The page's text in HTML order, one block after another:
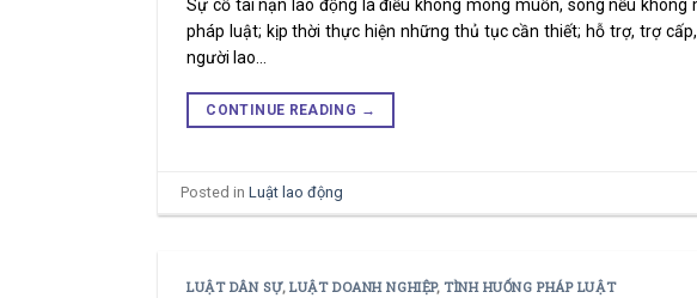
Sự cố tai nạn lao động là điều không mong muốn, song nếu
pháp luật; kịp thời thực hiện những thủ tục cần thiết; hỗ trợ, trợ
người lao…
CONTINUE READING →
Posted inLuật lao động
LUẬT DÂN SỰ,LUẬT DOANH NGHIỆP, TÌNH HUỐNG PHÁP LUẬT